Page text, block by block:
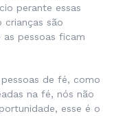
perante essas
crianças são
as pessoas ficam
de fé, como
na fé, nós não
esse é o